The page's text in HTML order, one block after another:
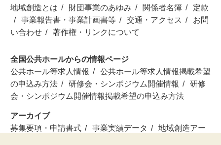
地域創造とは
財団事業のあゆみ 関係者名簿
定款
事業報告書・事業計画書等
交通・アクセス
お問
い合わせ
著作権・リンクについて
全国公共ホールからの情報ページ
公共ホール等求人情報
公共ホール等求人情報掲載希望
の申込み方法
研修会・シンポジウム開催情報
研修
会・シンポジウム開催情報掲載希望の申込み方法
アーカイブ
募集要項・申請書式
事業実績データ
地域創造アー